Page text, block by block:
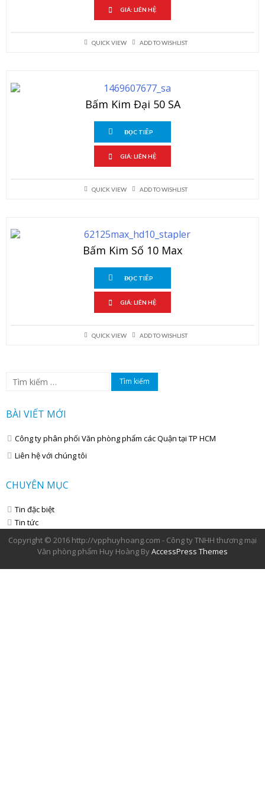
GIÁ: LIÊN HỆ
QUICK VIEW ADD TO WISHLIST
Bấm Kim Đại 50 SA
ĐỌC TIẾP
GIÁ: LIÊN HỆ
QUICK VIEW ADD TO WISHLIST
Bấm Kim Số 10 Max
ĐỌC TIẾP
GIÁ: LIÊN HỆ
QUICK VIEW ADD TO WISHLIST
Tìm
kiếm
BÀI VIẾT MỚI
Công ty phân phối Văn phòng phẩm các Quận tại TP HCM
Liên hệ với chúng tôi
CHUYÊN MỤC
Tin đặc biệt
Tin tức
Copyright © 2016 http://vpphuyhoang.com - Công ty TNHH thương mại
Văn phòng phẩm Huy Hoàng ByAccessPress Themes